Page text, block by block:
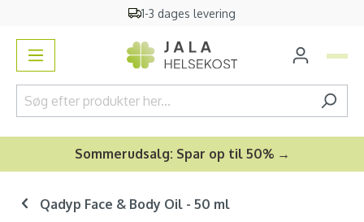
1-3 dages levering
Sommerudsalg: Spar op til 50% →
Qadyp Face & Body Oil - 50 ml